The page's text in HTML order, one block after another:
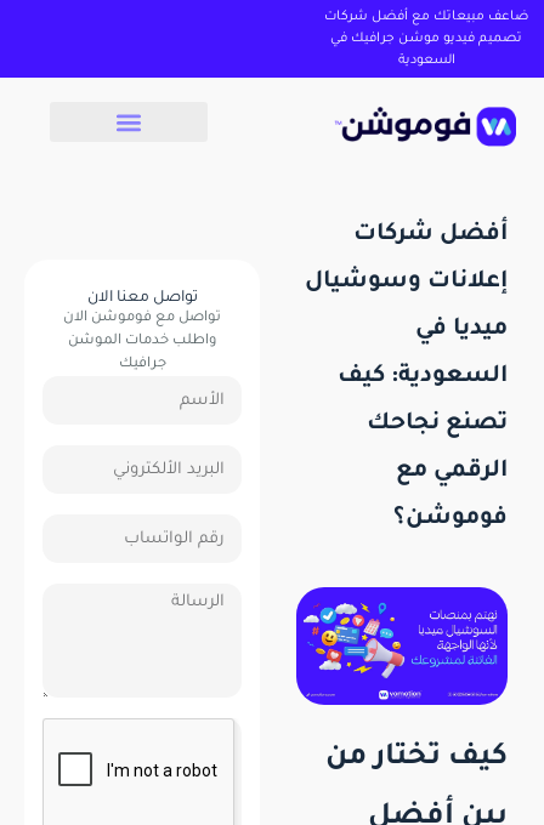
ضاعف مبيعاتك مع أفضل شركات
تصميم فيديو موشن جرافيك في
السعودية
أفضل شركات
إعلانات وسوشيال
ميديا في
السعودية: كيف
تصنع نجاحك
الرقمي مع
فوموشن؟
كيف تختار من
بين أفضل
تواصل معنا الان
تواصل مع فوموشن الان
واطلب خدمات الموشن
جرافيك